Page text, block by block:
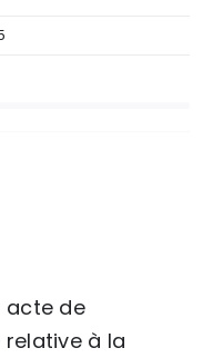
acte de
relative à la